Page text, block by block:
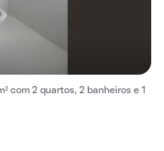
com 2 quartos, 2 banheiros e 1